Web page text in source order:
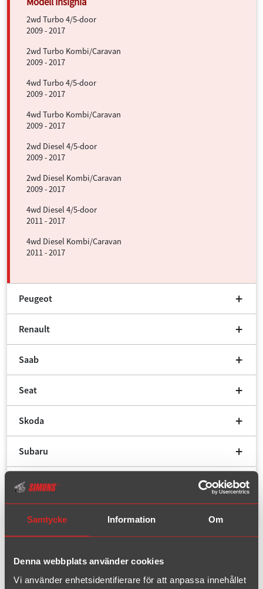
Samtycke Information Om
Denna webbplats använder cookies
Vi använder enhetsidentifierare för att anpassa innehållet
2wd Turbo 4/5-door
2009 - 2017
2wd Turbo Kombi/Caravan
2009 - 2017
4wd Turbo 4/5-door
2009 - 2017
4wd Turbo Kombi/Caravan
2009 - 2017
2wd Diesel 4/5-door
2009 - 2017
2wd Diesel Kombi/Caravan
2009 - 2017
4wd Diesel 4/5-door
2011 - 2017
4wd Diesel Kombi/Caravan
2011 - 2017
Peugeot
Renault
Saab
Seat
Skoda
Subaru
VW
Avgassystem förOpel,
Kadett, Kadett C